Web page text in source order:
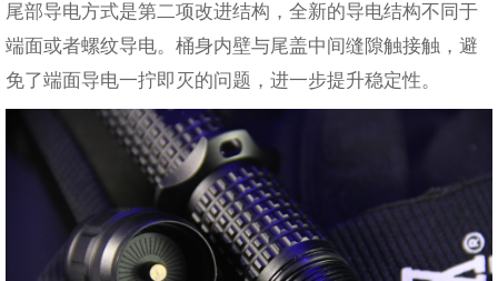
尾部导电方式是第二项改进结构，全新的导电结构不同于
端面或者螺纹导电。桶身内壁与尾盖中间缝隙触接触，避
免了端面导电一拧即灭的问题，进一步提升稳定性。